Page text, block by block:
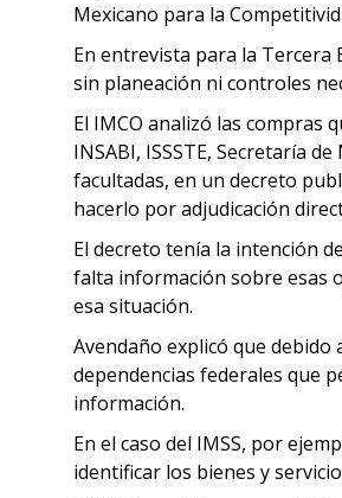
Mexicano para la
En entrevista para la Tercera
sin planeación ni controles
El IMCO analizó las compras
INSABI, ISSSTE, Secretaría
facultadas, en un decreto
hacerlo por adjudicación
El decreto tenía la intención
falta información sobre esas
esa situación.
Avendaño explicó que
dependencias federales que
información.
En el caso del IMSS, por
identificar los bienes y